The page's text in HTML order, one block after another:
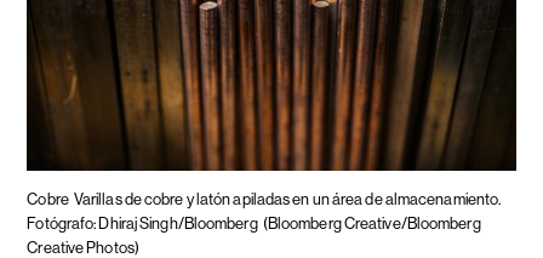
Cobre Varillas de cobre y latón apiladas en un área de almacenamiento.
Fotógrafo: Dhiraj Singh/Bloomberg (Bloomberg Creative/Bloomberg
Creative Photos)